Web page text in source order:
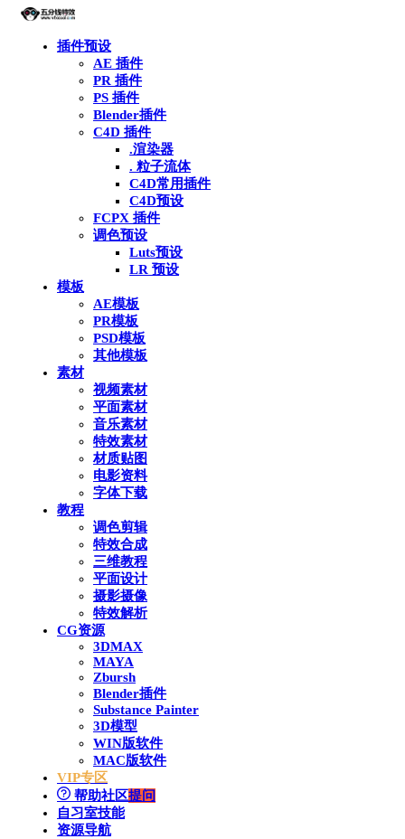
插件预设
AE 插件
PR 插件
PS 插件
Blender插件
C4D 插件
.渲染器
. 粒子流体
C4D常用插件
C4D预设
FCPX 插件
调色预设
Luts预设
LR 预设
模板
AE模板
PR模板
PSD模板
其他模板
素材
视频素材
平面素材
音乐素材
特效素材
材质贴图
电影资料
字体下载
教程
调色剪辑
特效合成
三维教程
平面设计
摄影摄像
特效解析
CG资源
3DMAX
MAYA
Zbursh
Blender插件
Substance Painter
3D模型
WIN版软件
MAC版软件
VIP专区
帮助社区提问
自习室技能
资源导航